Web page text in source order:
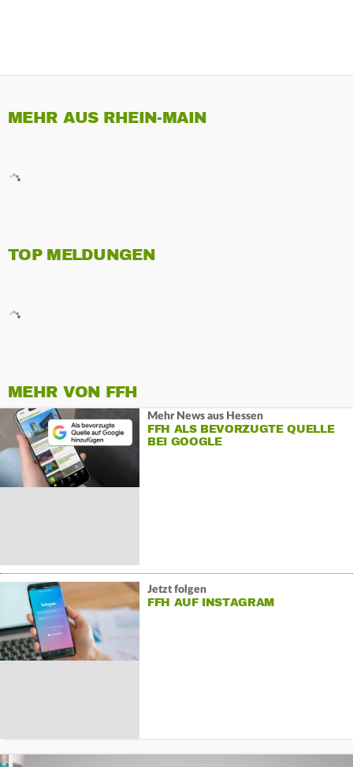
MEHR AUS RHEIN-MAIN
TOP MELDUNGEN
MEHR VON FFH
Mehr News aus Hessen
FFH ALS BEVORZUGTE QUELLE
BEI GOOGLE
Jetzt folgen
FFH AUF INSTAGRAM